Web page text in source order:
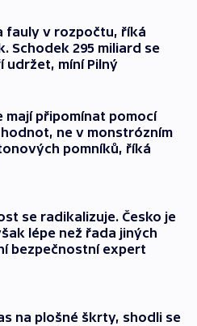
fauly v rozpočtu, říká
Schodek 295 miliard se
udržet, míní Pilný
mají připomínat pomocí
ne v monstrózním
pomníků, říká
se radikalizuje. Česko je
lépe než řada jiných
bezpečnostní expert
na plošné škrty, shodli se